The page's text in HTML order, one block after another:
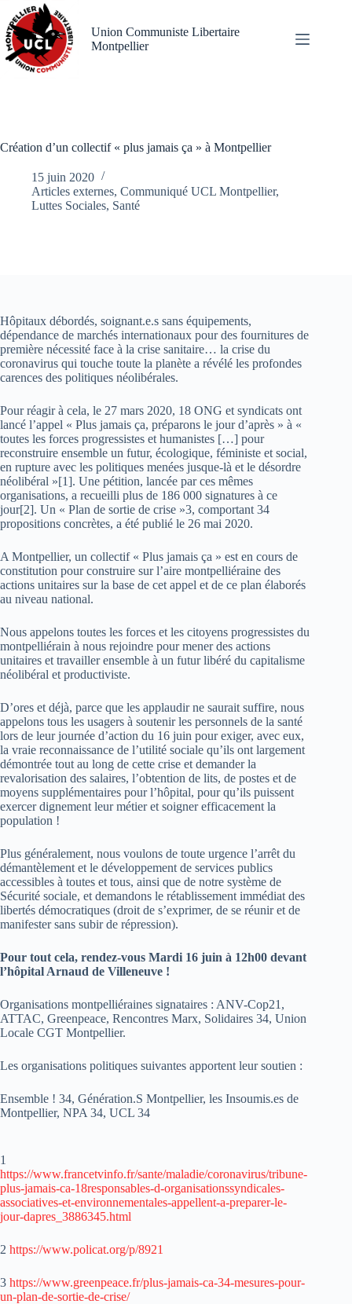
Passer
au
contenu
Union Communiste Libertaire
Montpellier
Création d’un collectif « plus jamais ça » à Montpellier
15 juin 2020
Articles externes, Communiqué UCL Montpellier,
Luttes Sociales, Santé
Hôpitaux débordés, soignant.e.s sans équipements,
dépendance de marchés internationaux pour des fournitures de
première nécessité face à la crise sanitaire… la crise du
coronavirus qui touche toute la planète a révélé les profondes
carences des politiques néolibérales.
Pour réagir à cela, le 27 mars 2020, 18 ONG et syndicats ont
lancé l’appel « Plus jamais ça, préparons le jour d’après » à «
toutes les forces progressistes et humanistes […] pour
reconstruire ensemble un futur, écologique, féministe et social,
en rupture avec les politiques menées jusque-là et le désordre
néolibéral »[1]. Une pétition, lancée par ces mêmes
organisations, a recueilli plus de 186 000 signatures à ce
jour[2]. Un « Plan de sortie de crise »3, comportant 34
propositions concrètes, a été publié le 26 mai 2020.
A Montpellier, un collectif « Plus jamais ça » est en cours de
constitution pour construire sur l’aire montpelliéraine des
actions unitaires sur la base de cet appel et de ce plan élaborés
au niveau national.
Nous appelons toutes les forces et les citoyens progressistes du
montpelliérain à nous rejoindre pour mener des actions
unitaires et travailler ensemble à un futur libéré du capitalisme
néolibéral et productiviste.
D’ores et déjà, parce que les applaudir ne saurait suffire, nous
appelons tous les usagers à soutenir les personnels de la santé
lors de leur journée d’action du 16 juin pour exiger, avec eux,
la vraie reconnaissance de l’utilité sociale qu’ils ont largement
démontrée tout au long de cette crise et demander la
revalorisation des salaires, l’obtention de lits, de postes et de
moyens supplémentaires pour l’hôpital, pour qu’ils puissent
exercer dignement leur métier et soigner efficacement la
population !
Plus généralement, nous voulons de toute urgence l’arrêt du
démantèlement et le développement de services publics
accessibles à toutes et tous, ainsi que de notre système de
Sécurité sociale, et demandons le rétablissement immédiat des
libertés démocratiques (droit de s’exprimer, de se réunir et de
manifester sans subir de répression).
Pour tout cela, rendez-vous Mardi 16 juin à 12h00 devant
l’hôpital Arnaud de Villeneuve !
Organisations montpelliéraines signataires : ANV-Cop21,
ATTAC, Greenpeace, Rencontres Marx, Solidaires 34, Union
Locale CGT Montpellier.
Les organisations politiques suivantes apportent leur soutien :
Ensemble ! 34, Génération.S Montpellier, les Insoumis.es de
Montpellier, NPA 34, UCL 34
1
https://www.francetvinfo.fr/sante/maladie/coronavirus/tribune-
plus-jamais-ca-18responsables-d-organisationssyndicales-
associatives-et-environnementales-appellent-a-preparer-le-
jour-dapres_3886345.html
2 https://www.policat.org/p/8921
3 https://www.greenpeace.fr/plus-jamais-ca-34-mesures-pour-
un-plan-de-sortie-de-crise/